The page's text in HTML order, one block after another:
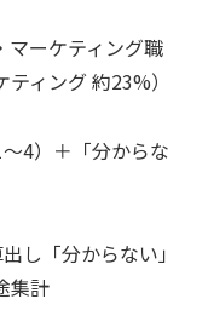
ーケティング職
ィング 約23%）
4）＋「分からな
し「分からない」
集計